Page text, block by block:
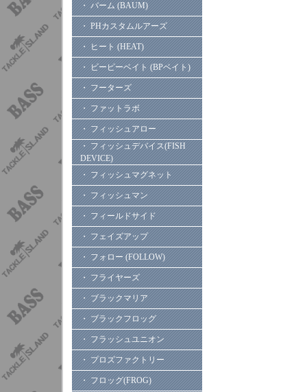
・ バーム (BAUM)
・ PHカスタムルアーズ
・ ヒート (HEAT)
・ ビーピーベイト (BPベイト)
・ フーターズ
・ ファットラボ
・ フィッシュアロー
・ フィッシュデバイス(FISH
DEVICE)
・ フィッシュマグネット
・ フィッシュマン
・ フィールドサイド
・ フェイズアップ
・ フォロー (FOLLOW)
・ フライヤーズ
・ ブラックマリア
・ ブラックフロッグ
・ フラッシュユニオン
・ プロズファクトリー
・ フロッグ(FROG)